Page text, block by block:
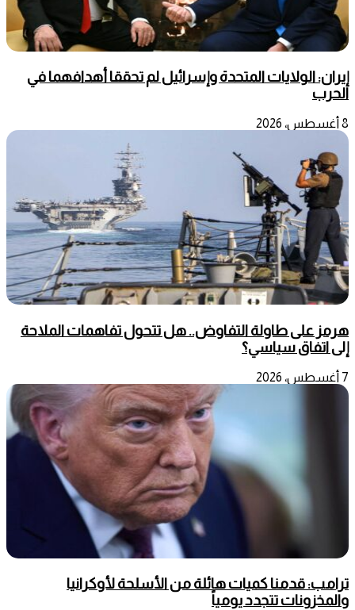
إيران: الولايات المتحدة وإسرائيل لم تحققا أهدافهما في
الحرب
8 أغسطس، 2026
هرمز على طاولة التفاوض.. هل تتحول تفاهمات الملاحة
إلى اتفاق سياسي؟
7 أغسطس، 2026
ترامب: قدمنا كميات هائلة من الأسلحة لأوكرانيا
والمخزونات تتجدد يومياً